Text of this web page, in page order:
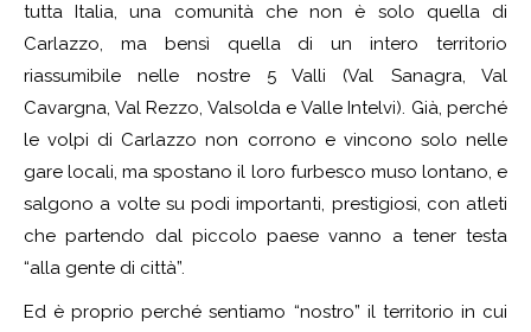
tutta Italia, una comunità che non è solo quella di
Carlazzo, ma bensì quella di un intero territorio
riassumibile nelle nostre 5 Valli (Val Sanagra, Val
Cavargna, Val Rezzo, Valsolda e Valle Intelvi). Già, perché
le volpi di Carlazzo non corrono e vincono solo nelle
gare locali, ma spostano il loro furbesco muso lontano, e
salgono a volte su podi importanti, prestigiosi, con atleti
che partendo dal piccolo paese vanno a tener testa
“alla gente di città”.
Ed è proprio perché sentiamo “nostro” il territorio in cui